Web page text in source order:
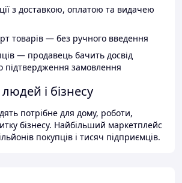
з доставкою, оплатою та видачею
товарів — без ручного введення
— продавець бачить досвід
підтвердження замовлення
і бізнесу
потрібне для дому, роботи,
бізнесу. Найбільший маркетплейс
покупців і тисяч підприємців.